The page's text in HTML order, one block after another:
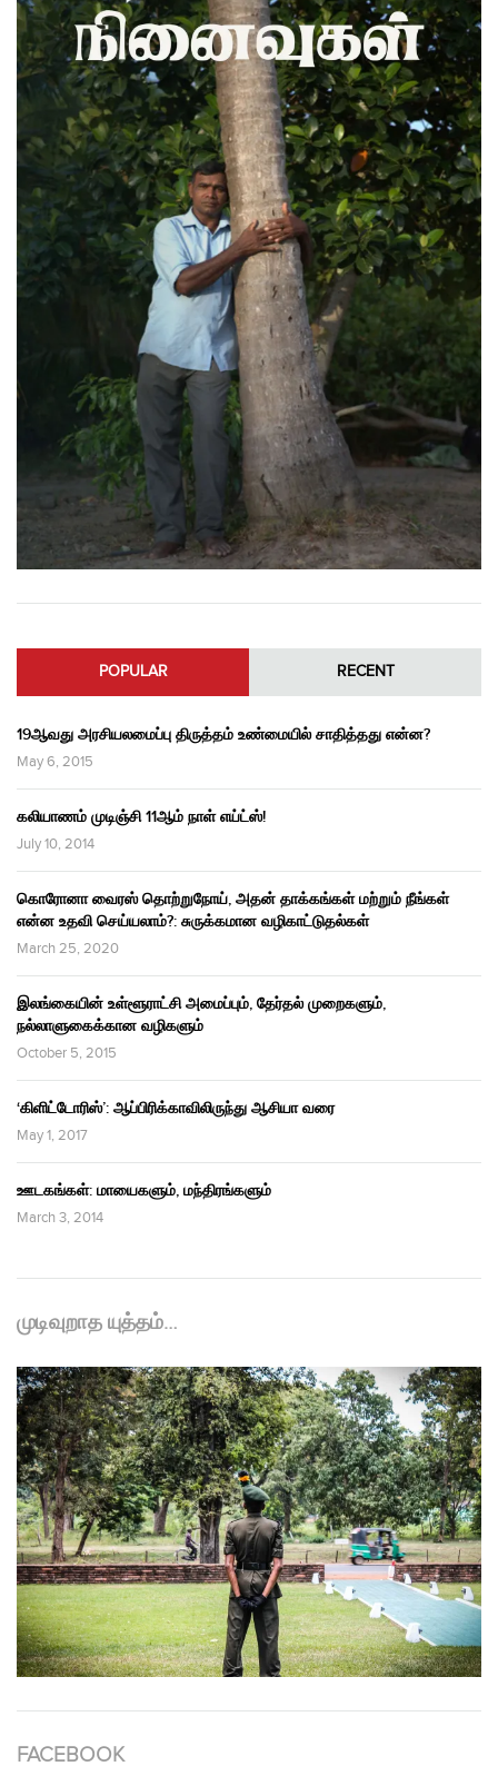
POPULAR RECENT
19ஆவது அரசியலமைப்பு திருத்தம் உண்மையில் சாதித்தது என்ன?
May 6, 2015
கலியாணம் முடிஞ்சி 11ஆம் நாள் எய்ட்ஸ்!
July 10, 2014
கொரோனா வைரஸ் தொற்றுநோய், அதன் தாக்கங்கள் மற்றும் நீங்கள்
என்ன உதவி செய்யலாம்?: சுருக்கமான வழிகாட்டுதல்கள்
March 25, 2020
இலங்கையின் உள்ளூராட்சி அமைப்பும், தேர்தல் முறைகளும்,
நல்லாளுகைக்கான வழிகளும்
October 5, 2015
‘கிளிட்டோரிஸ்’: ஆப்பிரிக்காவிலிருந்து ஆசியா வரை
May 1, 2017
ஊடகங்கள்: மாயைகளும், மந்திரங்களும்
March 3, 2014
முடிவுறாத யுத்தம்…
FACEBOOK